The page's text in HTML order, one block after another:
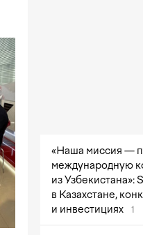
«Наша миссия —
международную
из Узбекистана»:
в Казахстане,
и инвестициях
1